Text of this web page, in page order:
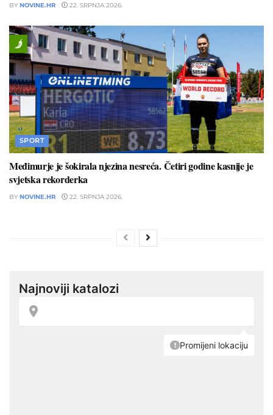
BY NOVINE.HR 22. SRPNJA 2026.
SPORT
Međimurje je šokirala njezina nesreća. Četiri godine kasnije je
svjetska rekorderka
BY NOVINE.HR 22. SRPNJA 2026.